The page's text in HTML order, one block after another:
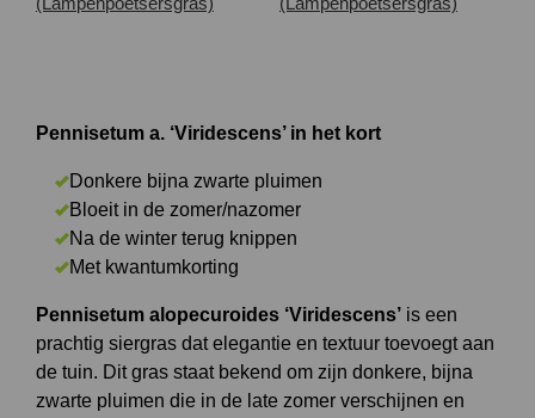
Pennisetum a. ‘Viridescens’ in het kort
Donkere bijna zwarte pluimen
Bloeit in de zomer/nazomer
Na de winter terug knippen
Met kwantumkorting
Pennisetum alopecuroides ‘Viridescens’ is een
prachtig siergras dat elegantie en textuur toevoegt aan
de tuin. Dit gras staat bekend om zijn donkere, bijna
zwarte pluimen die in de late zomer verschijnen en